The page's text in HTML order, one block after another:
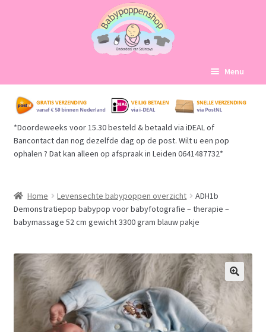
naar
navigatie
de
inhoud
Menu
Home
Babypoppen Afdelingen
Mijn account
Winkelmand
Afrekenen
*Doordeweeks voor 15.30 besteld & betaald via iDEAL of
Bancontact dan nog dezelfde dag op de post. Wilt u een pop
ophalen ? Dat kan alleen op afspraak in Leiden 0641487732*
Home Levensechte babypoppen overzicht
ADH1b
Demonstratiepop babypop voor babyfotografie – therapie –
babymassage 52 cm gewicht 3300 gram blauw pakje